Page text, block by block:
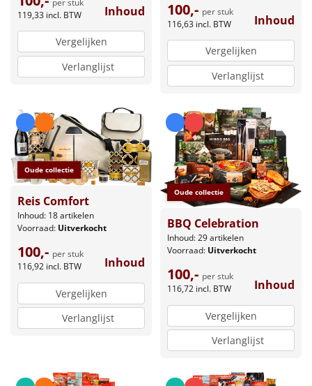
per stuk
119,33 incl. BTW Inhoud
Vergelijken
Verlanglijst
100,- per stuk
116,63 incl. BTW Inhoud
Vergelijken
Verlanglijst
Oude collectie
Reis Comfort
Inhoud: 18 artikelen
Voorraad: Uitverkocht
100,- per stuk
116,92 incl. BTW Inhoud
Vergelijken
Verlanglijst
Oude collectie
BBQ Celebration
Inhoud: 29 artikelen
Voorraad: Uitverkocht
100,- per stuk
116,72 incl. BTW Inhoud
Vergelijken
Verlanglijst